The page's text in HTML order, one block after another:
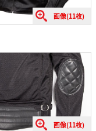
画像(11枚)
画像(11枚)